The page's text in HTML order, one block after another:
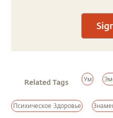
Related Tags Ум
Психическое Здоровье